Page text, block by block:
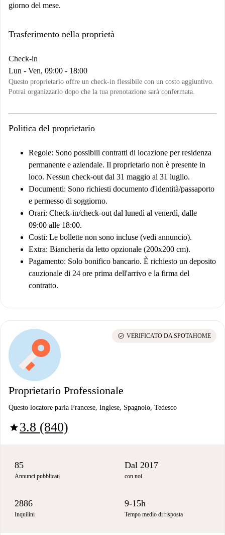
giorno del mese.
Trasferimento nella proprietà
Check-in
Lun - Ven, 09:00 - 18:00
Questo proprietario offre un check-in flessibile con un costo aggiuntivo.
Potrai organizzarlo dopo che la tua prenotazione sarà confermata.
Politica del proprietario
Regole: Sono possibili contratti di locazione per residenza
permanente e aziendale. Il proprietario non è presente in
loco. Nessun check-out dal 31 maggio al 31 luglio.
Documenti: Sono richiesti documento d'identità/passaporto
e permesso di soggiorno.
Orari: Check-in/check-out dal lunedì al venerdì, dalle
09:00 alle 18:00.
Costi: Le bollette non sono incluse (vedi annuncio).
Extra: Biancheria da letto opzionale (200x200 cm).
Pagamento: Solo bonifico bancario. È richiesto un deposito
cauzionale di 24 ore prima dell'arrivo e la firma del
contratto.
Proprietario Professionale
Questo locatore parla Francese, Inglese, Spagnolo, Tedesco
star3.8 (840)
check_circle VERIFICATO DA SPOTAHOME
85
Annunci pubblicati
Dal 2017
con noi
2886
Inquilini
9-15h
Tempo medio di risposta